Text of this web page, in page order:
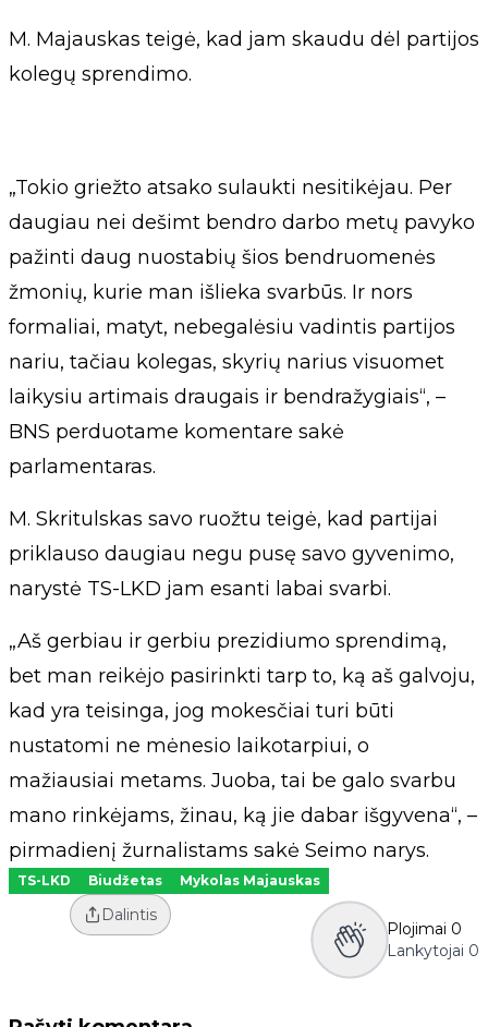
M. Majauskas teigė, kad jam skaudu dėl partijos
kolegų sprendimo.
„Tokio griežto atsako sulaukti nesitikėjau. Per
daugiau nei dešimt bendro darbo metų pavyko
pažinti daug nuostabių šios bendruomenės
žmonių, kurie man išlieka svarbūs. Ir nors
formaliai, matyt, nebegalėsiu vadintis partijos
nariu, tačiau kolegas, skyrių narius visuomet
laikysiu artimais draugais ir bendražygiais“, –
BNS perduotame komentare sakė
parlamentaras.
M. Skritulskas savo ruožtu teigė, kad partijai
priklauso daugiau negu pusę savo gyvenimo,
narystė TS-LKD jam esanti labai svarbi.
„Aš gerbiau ir gerbiu prezidiumo sprendimą,
bet man reikėjo pasirinkti tarp to, ką aš galvoju,
kad yra teisinga, jog mokesčiai turi būti
nustatomi ne mėnesio laikotarpiui, o
mažiausiai metams. Juoba, tai be galo svarbu
mano rinkėjams, žinau, ką jie dabar išgyvena“, –
pirmadienį žurnalistams sakė Seimo narys.
TS-LKD Biudžetas Mykolas Majauskas
Dalintis
Plojimai 0
Lankytojai 0